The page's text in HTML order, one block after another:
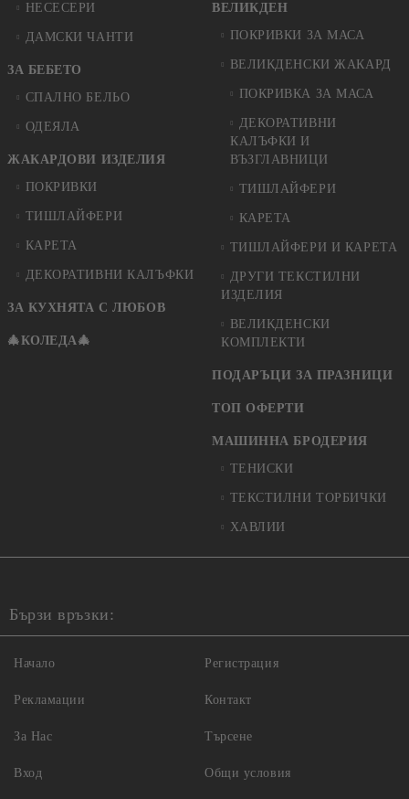
НЕСЕСЕРИ
ДАМСКИ ЧАНТИ
ЗА БЕБЕТО
СПАЛНО БЕЛЬО
ОДЕЯЛА
ЖАКАРДОВИ ИЗДЕЛИЯ
ПОКРИВКИ
ТИШЛАЙФЕРИ
КАРЕТА
ДЕКОРАТИВНИ КАЛЪФКИ
ЗА КУХНЯТА С ЛЮБОВ
🎄КОЛЕДА🎄
ВЕЛИКДЕН
ПОКРИВКИ ЗА МАСА
ВЕЛИКДЕНСКИ ЖАКАРД
ПОКРИВКА ЗА МАСА
ДЕКОРАТИВНИ
КАЛЪФКИ И
ВЪЗГЛАВНИЦИ
ТИШЛАЙФЕРИ
КАРЕТА
ТИШЛАЙФЕРИ И КАРЕТА
ДРУГИ ТЕКСТИЛНИ
ИЗДЕЛИЯ
ВЕЛИКДЕНСКИ
КОМПЛЕКТИ
ПОДАРЪЦИ ЗА ПРАЗНИЦИ
ТОП ОФЕРТИ
МАШИННА БРОДЕРИЯ
ТЕНИСКИ
ТЕКСТИЛНИ ТОРБИЧКИ
ХАВЛИИ
Бързи връзки:
Начало
Рекламации
За Нас
Вход
Регистрация
Контакт
Търсене
Общи условия